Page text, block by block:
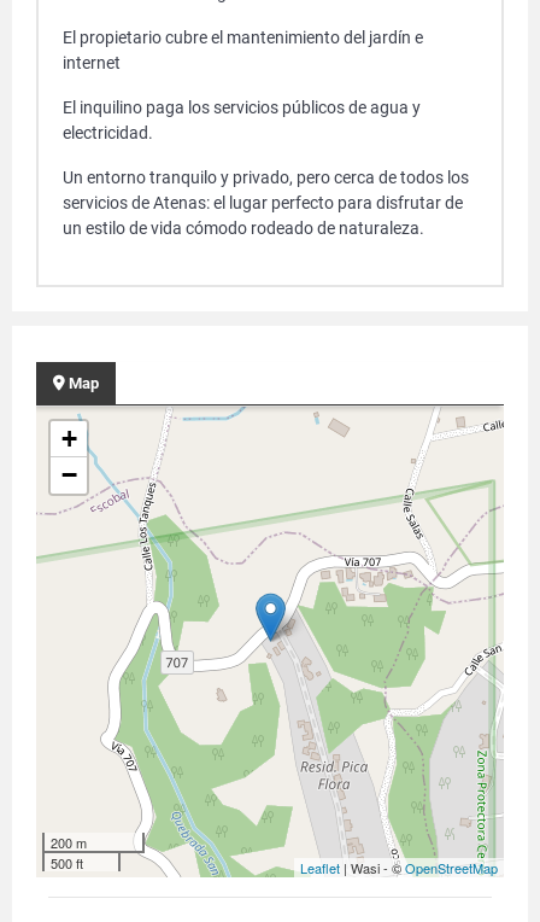
El propietario cubre el mantenimiento del jardín e
internet
El inquilino paga los servicios públicos de agua y
electricidad.
Un entorno tranquilo y privado, pero cerca de todos los
servicios de Atenas: el lugar perfecto para disfrutar de
un estilo de vida cómodo rodeado de naturaleza.
Map
+
−
200 m
500 ft
Leaflet | Wasi - ©OpenStreetMap